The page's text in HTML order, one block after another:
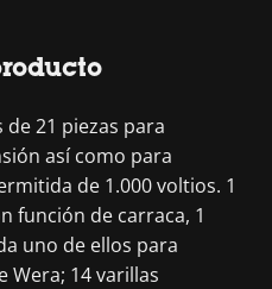
21 piezas para
así como para
de 1.000 voltios. 1
función de carraca, 1
uno de ellos para
Wera; 14 varillas